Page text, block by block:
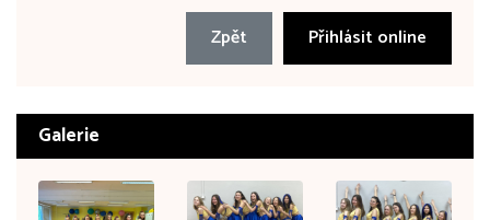
Přihlásit online
Zpět
Galerie